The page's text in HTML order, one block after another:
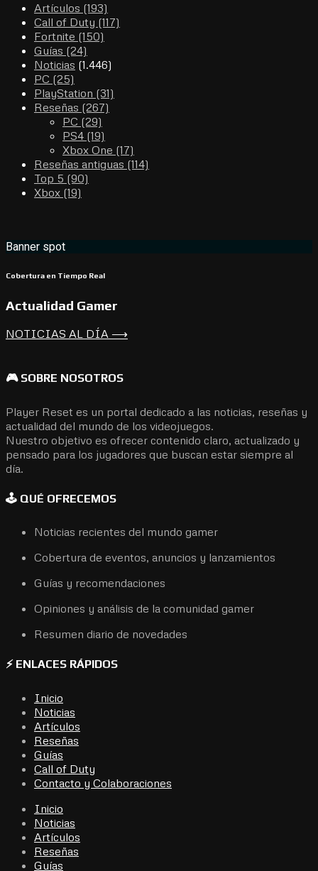
Artículos (193)
Call of Duty (117)
Fortnite (150)
Guías (24)
Noticias (1.446)
PC (25)
PlayStation (31)
Reseñas (267)
PC (29)
PS4 (19)
Xbox One (17)
Reseñas antiguas (114)
Top 5 (90)
Xbox (19)
Banner spot
Cobertura en Tiempo Real
Actualidad Gamer
NOTICIAS AL DÍA ⟶
🎮 SOBRE NOSOTROS
Player Reset es un portal dedicado a las noticias, reseñas y
actualidad del mundo de los videojuegos.
Nuestro objetivo es ofrecer contenido claro, actualizado y
pensado para los jugadores que buscan estar siempre al
día.
🕹️ QUÉ OFRECEMOS
Noticias recientes del mundo gamer
Cobertura de eventos, anuncios y lanzamientos
Guías y recomendaciones
Opiniones y análisis de la comunidad gamer
Resumen diario de novedades
⚡ ENLACES RÁPIDOS
Inicio
Noticias
Artículos
Reseñas
Guías
Call of Duty
Contacto y Colaboraciones
Inicio
Noticias
Artículos
Reseñas
Guías